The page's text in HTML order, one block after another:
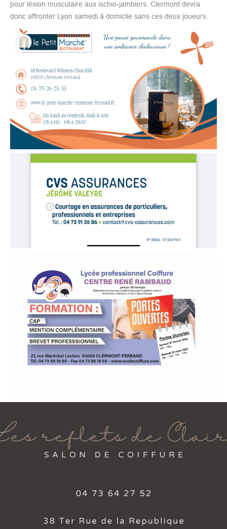
pour lésion musculaire aux ischio-jambiers. Clermont devra
donc affronter Lyon samedi à domicile sans ces deux joueurs.